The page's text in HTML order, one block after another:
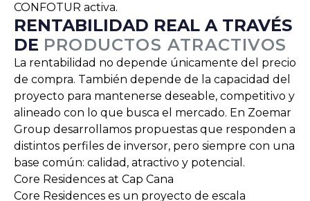
CONFOTUR activa.
RENTABILIDAD REAL A TRAVÉS
DE PRODUCTOS ATRACTIVOS
La rentabilidad no depende únicamente del precio
de compra. También depende de la capacidad del
proyecto para mantenerse deseable, competitivo y
alineado con lo que busca el mercado. En Zoemar
Group desarrollamos propuestas que responden a
distintos perfiles de inversor, pero siempre con una
base común: calidad, atractivo y potencial.
Core Residences at Cap Cana
Core Residences es un proyecto de escala